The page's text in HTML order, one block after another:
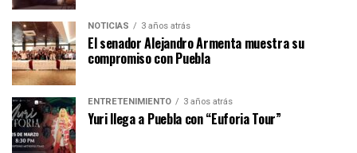
NOTICIAS 3 años atrás
El senador Alejandro Armenta muestra su
compromiso con Puebla
ENTRETENIMIENTO 3 años atrás
Yuri llega a Puebla con “Euforia Tour”